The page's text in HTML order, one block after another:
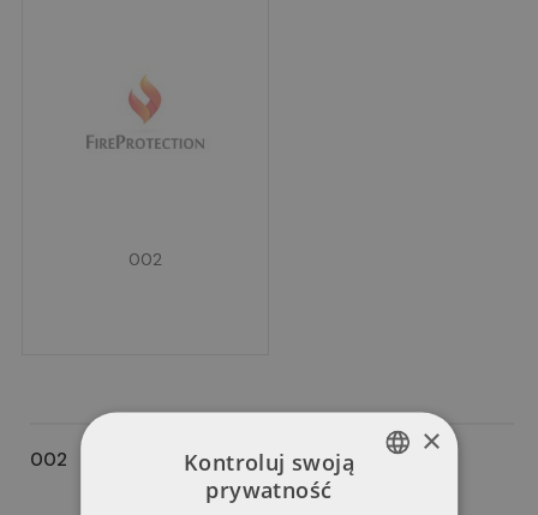
002
002
×
Kontroluj swoją
prywatność